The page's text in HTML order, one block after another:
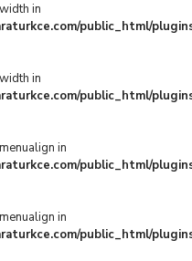
in
public_html/
in
public_html/
in
public_html/
in
public_html/